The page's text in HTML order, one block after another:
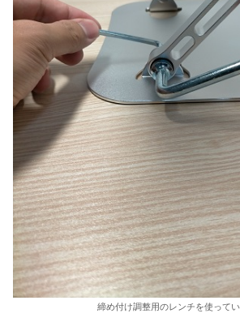
締め付け調整用のレンチを使って